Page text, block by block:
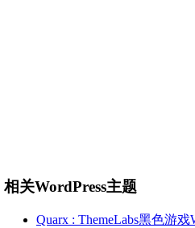
相关WordPress主题
Quarx : ThemeLabs黑色游戏